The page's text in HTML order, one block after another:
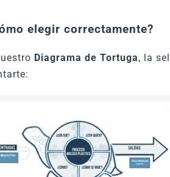
elegir correctamente?
Diagrama de Tortuga, la